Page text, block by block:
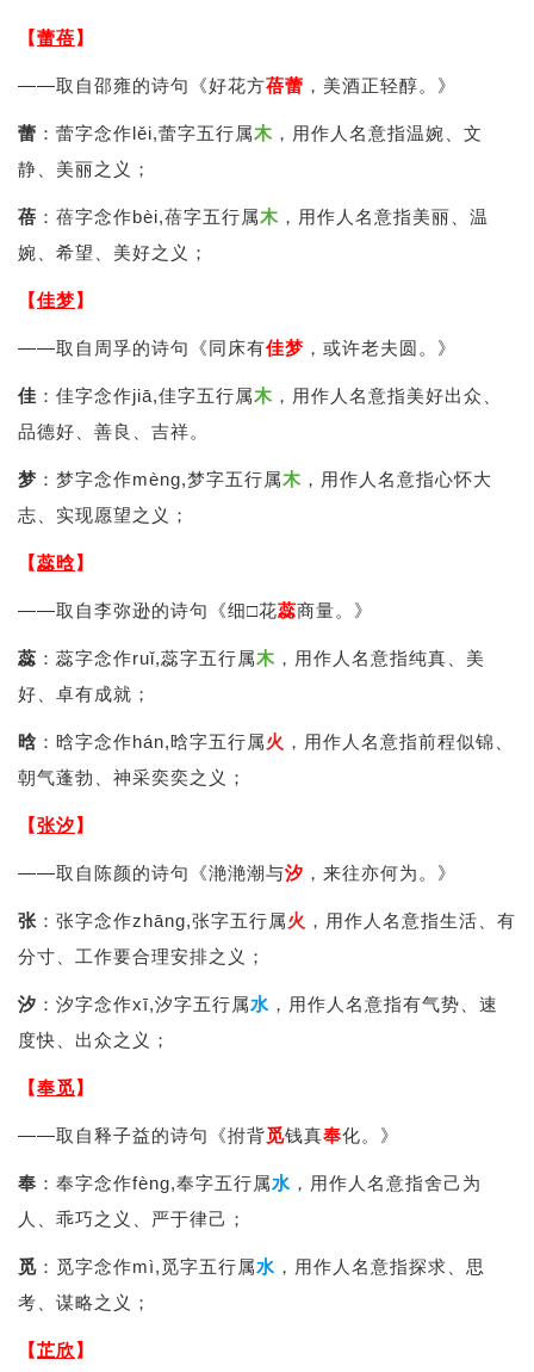
【蕾蓓】
——取自邵雍的诗句《好花方蓓蕾 ，美酒正轻醇。》
蕾 ：蕾字念作lěi,蕾字五行属木 ，用作人名意指温婉、文
静、美丽之义；
蓓 ：蓓字念作bèi,蓓字五行属木 ，用作人名意指美丽、温
婉、希望、美好之义；
【佳梦】
——取自周孚的诗句《同床有佳梦 ，或许老夫圆。》
佳 ：佳字念作jiā,佳字五行属木 ，用作人名意指美好出众、
品德好、善良、吉祥。
梦 ：梦字念作mèng,梦字五行属木 ，用作人名意指心怀大
志、实现愿望之义；
【蕊晗】
——取自李弥逊的诗句《细□花蕊商量。》
蕊 ：蕊字念作ruǐ,蕊字五行属木 ，用作人名意指纯真、美
好、卓有成就；
晗 ：晗字念作hán,晗字五行属火 ，用作人名意指前程似锦、
朝气蓬勃、神采奕奕之义；
【张汐】
——取自陈颜的诗句《滟滟潮与汐 ，来往亦何为。》
张 ：张字念作zhāng,张字五行属火 ，用作人名意指生活、有
分寸、工作要合理安排之义；
汐 ：汐字念作xī,汐字五行属水 ，用作人名意指有气势、速
度快、出众之义；
【奉觅】
——取自释子益的诗句《拊背觅钱真奉化。》
奉 ：奉字念作fèng,奉字五行属水 ，用作人名意指舍己为
人、乖巧之义、严于律己；
觅 ：觅字念作mì,觅字五行属水 ，用作人名意指探求、思
考、谋略之义；
【芷欣】